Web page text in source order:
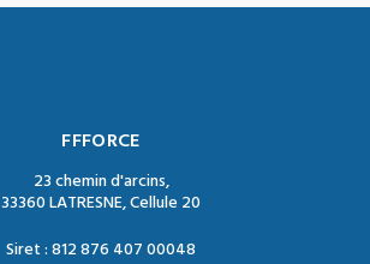
FFFORCE
23 chemin d'arcins,
33360 LATRESNE, Cellule 20
Siret : 812 876 407 00048